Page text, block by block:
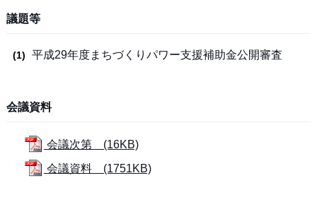
議題等
平成29年度まちづくりパワー支援補助金公開審査
会議資料
会議次第 (16KB)
会議資料 (1751KB)